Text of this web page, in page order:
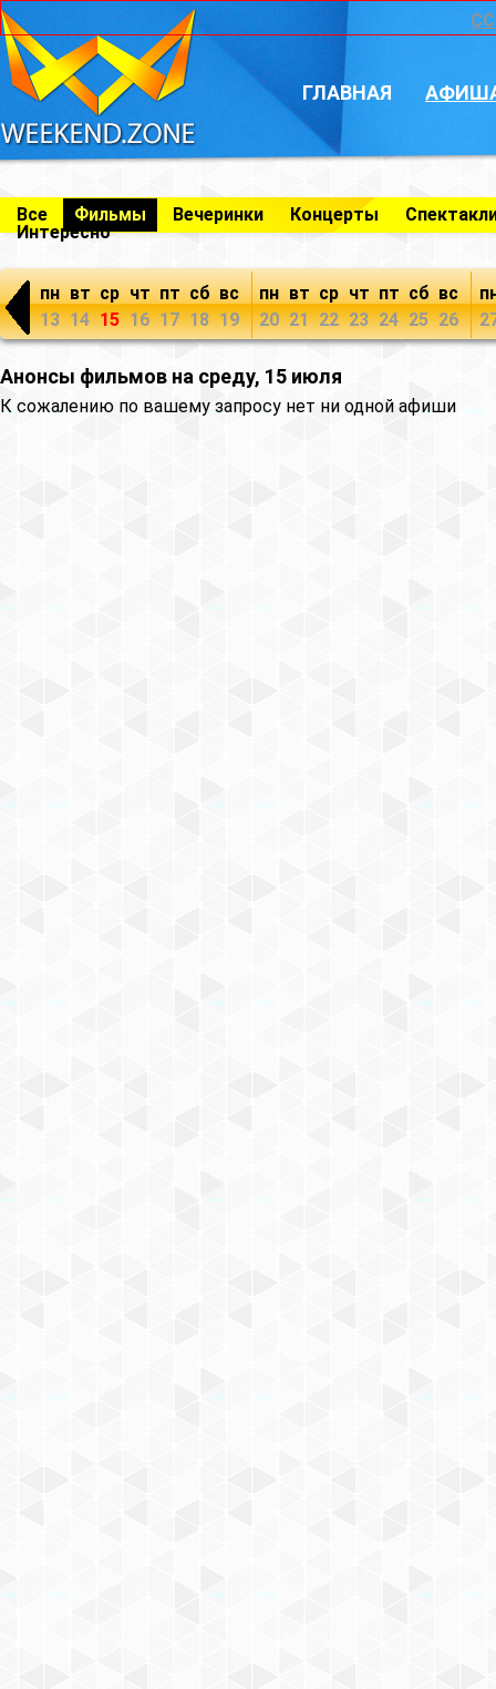
ГЛАВНАЯ
Все Фильмы Вечеринки Концерты
Интересно
пн
13
вт
14
ср
15
чт
16
пт
17
сб
18
вс
19
пн
20
вт
21
ср
22
чт
23
пт
24
сб
25
вс
26
Анонсы фильмов на среду, 15 июля
К сожалению по вашему запросу нет ни одной афиши